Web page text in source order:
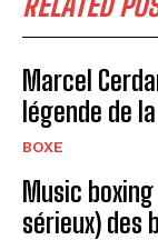
Marcel
légende de
BOXE
Music
sérieux) des